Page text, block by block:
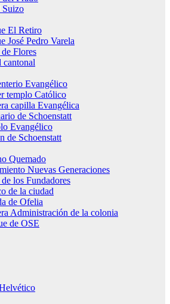
El Retiro
José Pedro Varela
Flores
cantonal
Evangélico
templo Católico
capilla Evangélica
de Schoenstatt
Evangélico
de Schoenstatt
Quemado
Nuevas Generaciones
de los Fundadores
de la ciudad
de Ofelia
Administración de la colonia
de OSE